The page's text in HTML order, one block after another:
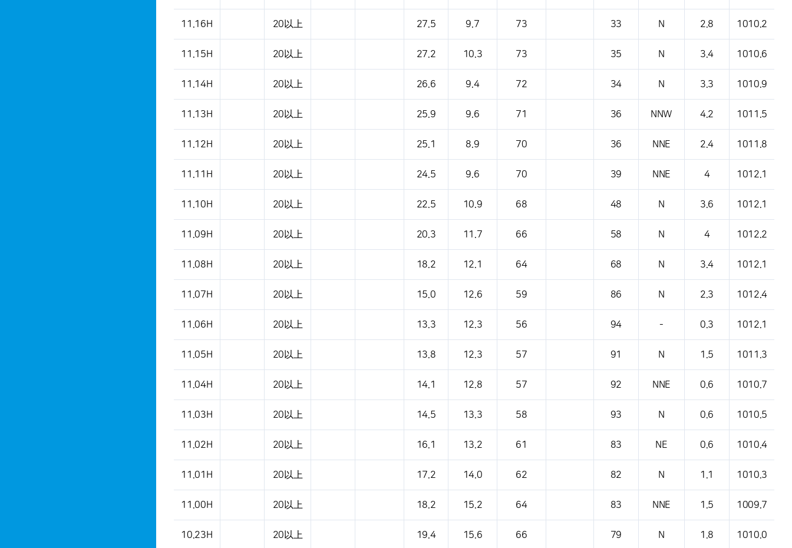
11.16H 20以上 27.5 9.7 73 33 N 2.8 1010.2
11.15H 20以上 27.2 10.3 73 35 N 3.4 1010.6
11.14H 20以上 26.6 9.4 72 34 N 3.3 1010.9
11.13H 20以上 25.9 9.6 71 36 NNW 4.2 1011.5
11.12H 20以上 25.1 8.9 70 36 NNE 2.4 1011.8
11.11H 20以上 24.5 9.6 70 39 NNE 4 1012.1
11.10H 20以上 22.5 10.9 68 48 N 3.6 1012.1
11.09H 20以上 20.3 11.7 66 58 N 4 1012.2
11.08H 20以上 18.2 12.1 64 68 N 3.4 1012.1
11.07H 20以上 15.0 12.6 59 86 N 2.3 1012.4
11.06H 20以上 13.3 12.3 56 94 - 0.3 1012.1
11.05H 20以上 13.8 12.3 57 91 N 1.5 1011.3
11.04H 20以上 14.1 12.8 57 92 NNE 0.6 1010.7
11.03H 20以上 14.5 13.3 58 93 N 0.6 1010.5
11.02H 20以上 16.1 13.2 61 83 NE 0.6 1010.4
11.01H 20以上 17.2 14.0 62 82 N 1.1 1010.3
11.00H 20以上 18.2 15.2 64 83 NNE 1.5 1009.7
10.23H 20以上 19.4 15.6 66 79 N 1.8 1010.0